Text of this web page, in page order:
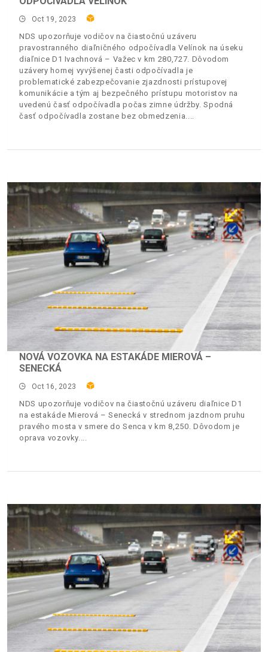
Oct 19, 2023
NDS upozorňuje vodičov na čiastočnú uzáveru
pravostranného diaľničného odpočívadla Velínok na úseku
diaľnice D1 Ivachnová – Važec v km 280,727. Dôvodom
uzávery hornej vyvýšenej časti odpočívadla je
problematické zabezpečovanie zjazdnosti prístupovej
komunikácie a tým aj bezpečného prístupu motoristov na
uvedenú časť odpočívadla počas zimne údržby. Spodná
časť odpočívadla zostane bez obmedzenia.
NOVÁ VOZOVKA NA ESTAKÁDE MIEROVÁ –
SENECKÁ
Oct 16, 2023
NDS upozorňuje vodičov na čiastočnú uzáveru diaľnice D1
na estakáde Mierová – Senecká v strednom jazdnom pruhu
pravého mosta v smere do Senca v km 8,250. Dôvodom je
oprava vozovky.